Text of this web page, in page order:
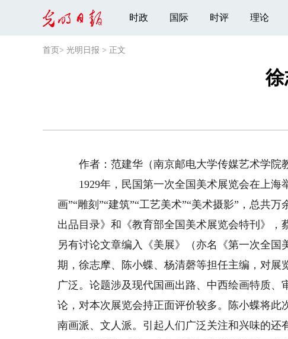
时政 国际 时评 理论
首页 > 光明日报 > 正文
作者：范建华（南京邮电大学传媒艺术学院教
1929年，民国第一次全国美术展览会在上海
画”“雕刻”“建筑”“工艺美术”“美术摄影”，总共
出品目录》和《教育部全国美术展览会特刊》，
另有讨论文章编入《美展》（亦名《第一次全
期，徐志摩、陈小蝶、杨清磬等担任主编，对
广泛。论题涉及现代国画出路、中西绘画特质
论，对本次展览会持正面评价较多。陈小蝶将此
南画派、文人派。引起人们广泛关注和兴味的还